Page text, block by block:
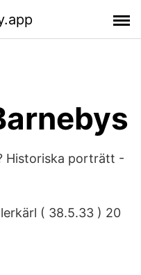
Historiska porträtt -
( 38.5.33 ) 20